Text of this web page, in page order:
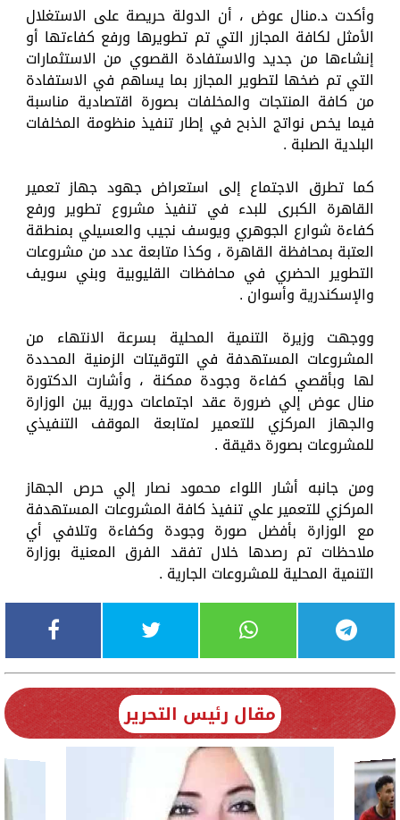
وأكدت د.منال عوض ، أن الدولة حريصة على الاستغلال
الأمثل لكافة المجازر التي تم تطويرها ورفع كفاءتها أو
إنشاءها من جديد والاستفادة القصوي من الاستثمارات
التي تم ضخها لتطوير المجازر بما يساهم في الاستفادة
من كافة المنتجات والمخلفات بصورة اقتصادية مناسبة
فيما يخص نواتج الذبح في إطار تنفيذ منظومة المخلفات
البلدية الصلبة .
كما تطرق الاجتماع إلى استعراض جهود جهاز تعمير
القاهرة الكبرى للبدء في تنفيذ مشروع تطوير ورفع
كفاءة شوارع الجوهري ويوسف نجيب والعسيلي بمنطقة
العتبة بمحافظة القاهرة ، وكذا متابعة عدد من مشروعات
التطوير الحضري في محافظات القليوبية وبني سويف
والإسكندرية وأسوان .
ووجهت وزيرة التنمية المحلية بسرعة الانتهاء من
المشروعات المستهدفة في التوقيتات الزمنية المحددة
لها وبأقصي كفاءة وجودة ممكنة ، وأشارت الدكتورة
منال عوض إلي ضرورة عقد اجتماعات دورية بين الوزارة
والجهاز المركزي للتعمير لمتابعة الموقف التنفيذي
للمشروعات بصورة دقيقة .
ومن جانبه أشار اللواء محمود نصار إلي حرص الجهاز
المركزي للتعمير علي تنفيذ كافة المشروعات المستهدفة
مع الوزارة بأفضل صورة وجودة وكفاءة وتلافي أي
ملاحظات تم رصدها خلال تفقد الفرق المعنية بوزارة
التنمية المحلية للمشروعات الجارية .
مقال رئيس التحرير